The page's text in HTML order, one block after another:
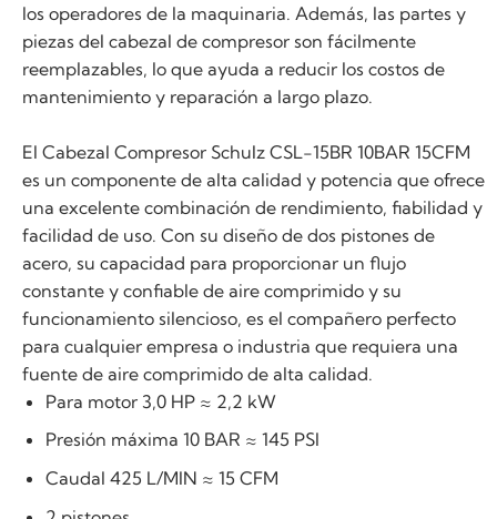
los operadores de la maquinaria. Además, las partes y
piezas del cabezal de compresor son fácilmente
reemplazables, lo que ayuda a reducir los costos de
mantenimiento y reparación a largo plazo.
El Cabezal Compresor Schulz CSL-15BR 10BAR 15CFM
es un componente de alta calidad y potencia que ofrece
una excelente combinación de rendimiento, fiabilidad y
facilidad de uso. Con su diseño de dos pistones de
acero, su capacidad para proporcionar un flujo
constante y confiable de aire comprimido y su
funcionamiento silencioso, es el compañero perfecto
para cualquier empresa o industria que requiera una
fuente de aire comprimido de alta calidad.
Para motor 3,0 HP ≈ 2,2 kW
Presión máxima 10 BAR ≈ 145 PSI
Caudal 425 L/MIN ≈ 15 CFM